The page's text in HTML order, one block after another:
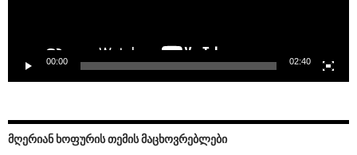
00:00 02:40
ᲛᲦᲔᲠᲘᲐᲜ ᲮᲝᲤᲣᲠᲘᲡ ᲗᲔᲛᲘᲡ ᲛᲐᲪᲮᲝᲕᲠᲔᲑᲚᲔᲑᲘ